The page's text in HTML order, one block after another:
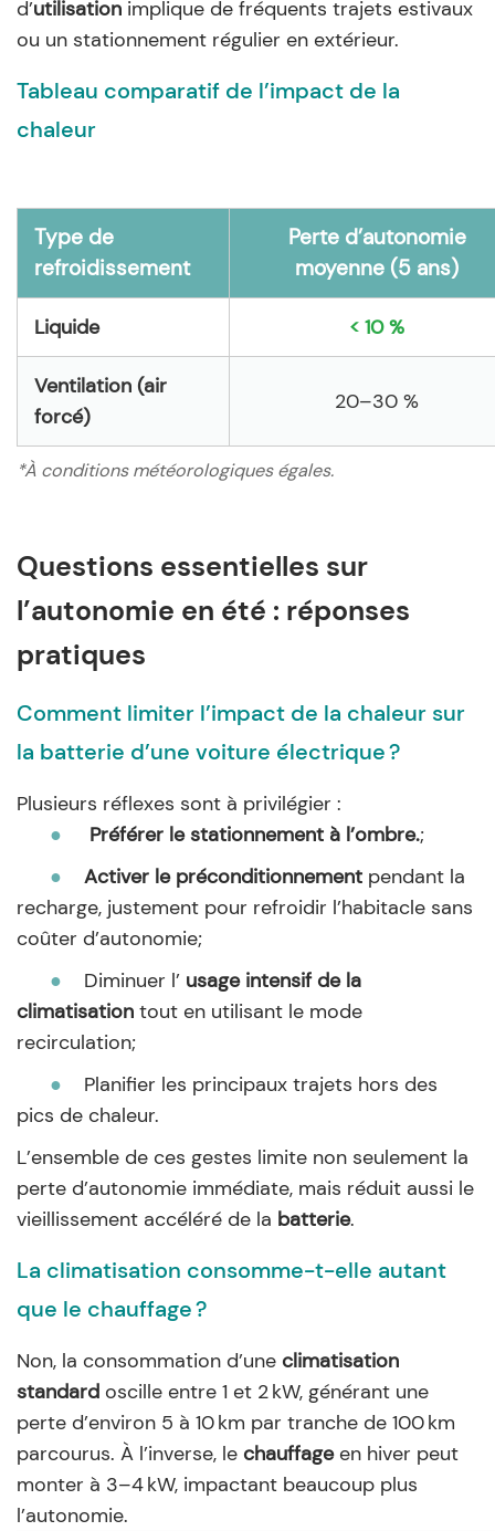
d’utilisation implique de fréquents trajets estivaux
ou un stationnement régulier en extérieur.
Tableau comparatif de l’impact de la
chaleur
Type de
refroidissement
Perte d’autonomie
moyenne (5 ans)
Liquide < 10 %
Ventilation (air
forcé)
20–30 %
*À conditions météorologiques égales.
Questions essentielles sur
l’autonomie en été : réponses
pratiques
Comment limiter l’impact de la chaleur sur
la batterie d’une voiture électrique ?
Plusieurs réflexes sont à privilégier :
●
Préférer le stationnement à l’ombre.;
●
Activer le préconditionnement pendant la
recharge, justement pour refroidir l’habitacle sans
coûter d’autonomie;
●
Diminuer l’ usage intensif de la
climatisation tout en utilisant le mode
recirculation;
●
Planifier les principaux trajets hors des
pics de chaleur.
L’ensemble de ces gestes limite non seulement la
perte d’autonomie immédiate, mais réduit aussi le
vieillissement accéléré de la batterie.
La climatisation consomme-t-elle autant
que le chauffage ?
Non, la consommation d’une climatisation
standard oscille entre 1 et 2 kW, générant une
perte d’environ 5 à 10 km par tranche de 100 km
parcourus. À l’inverse, le chauffageen hiver peut
monter à 3–4 kW, impactant beaucoup plus
l’autonomie.